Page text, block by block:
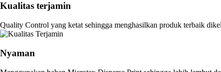
Kualitas terjamin
Quality Control yang ketat sehingga menghasilkan produk terbaik
Nyaman